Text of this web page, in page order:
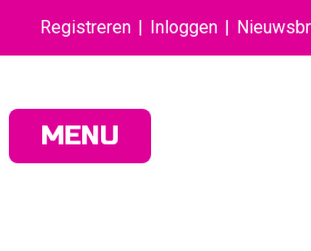
Registreren Inloggen
MENU